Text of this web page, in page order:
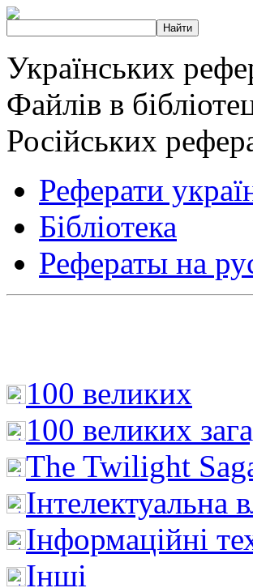
Українських
Файлів в
Російських
Реферати
Бібліотека
Рефераты на
100 великих
100 великих
The Twilight
Інтелектуальна
Інформаційні
Інші